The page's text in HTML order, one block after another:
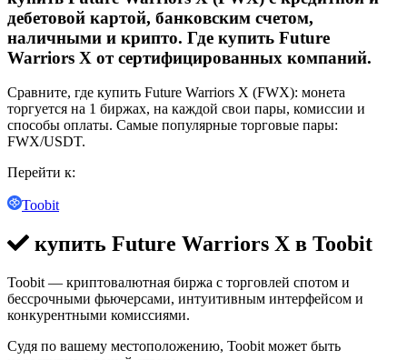
дебетовой картой, банковским счетом,
наличными и крипто. Где купить Future
Warriors X от сертифицированных компаний.
Сравните, где купить Future Warriors X (FWX): монета
торгуется на 1 биржах, на каждой свои пары, комиссии и
способы оплаты. Самые популярные торговые пары:
FWX/USDT.
Перейти к:
Toobit
купить Future Warriors X в Toobit
Toobit — криптовалютная биржа с торговлей спотом и
бессрочными фьючерсами, интуитивным интерфейсом и
конкурентными комиссиями.
Судя по вашему местоположению, Toobit может быть